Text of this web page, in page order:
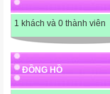
1 khách và 0 thành viên
ĐỒNG HỒ